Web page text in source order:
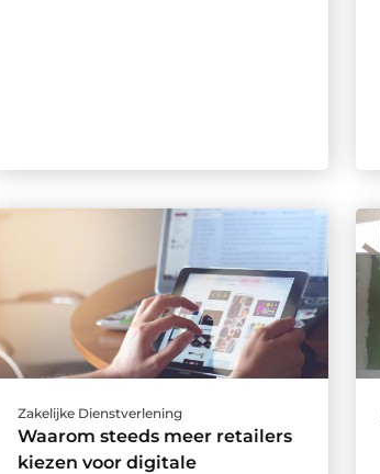
Zakelijke Dienstverlening
Waarom steeds meer retailers
kiezen voor digitale